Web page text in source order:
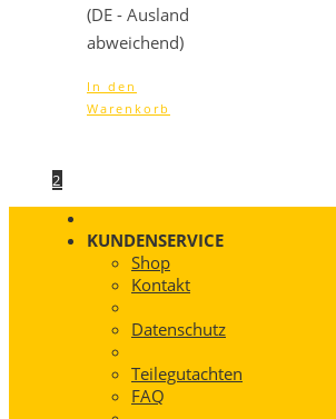
(DE - Ausland
abweichend)
In den
Warenkorb
2
KUNDENSERVICE
Shop
Kontakt
Datenschutz
Teilegutachten
FAQ